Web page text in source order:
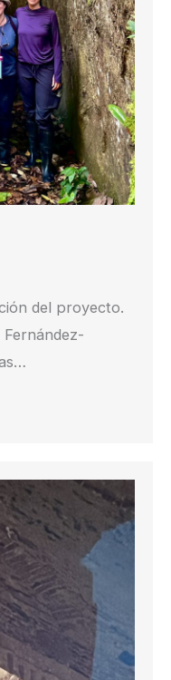
del proyecto.